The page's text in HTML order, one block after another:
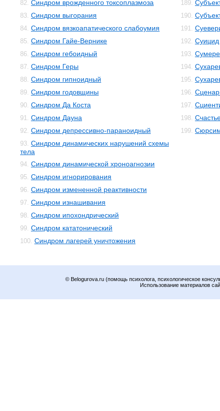
82. Синдром врожденного токсоплазмоза
83. Синдром выгорания
84. Синдром вязкоапатического слабоумия
85. Синдром Гайе-Вернике
86. Синдром гебоидный
87. Синдром Геры
88. Синдром гипноидный
89. Синдром годовщины
90. Синдром Да Коста
91. Синдром Дауна
92. Синдром депрессивно-параноидный
93. Синдром динамических нарушений схемы
тела
94. Синдром динамической хроноагнозии
95. Синдром игнорирования
96. Синдром измененной реактивности
97. Синдром изнашивания
98. Синдром ипохондрический
99. Синдром кататонический
100. Синдром лагерей уничтожения
189.
190.
191.
192. Суицид
193.
194.
195.
196.
197.
198.
199.
© Belogurova.ru (помощь психолога, психологическое
Использование материалов